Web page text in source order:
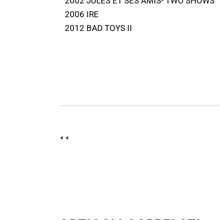
2006 IRE
2012 BAD TOYS II
<<